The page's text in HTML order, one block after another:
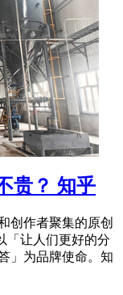
贵？ 知乎
创作者聚集的原创
「让人们更好的分
」为品牌使命。知